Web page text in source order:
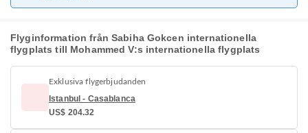
Flyginformation från Sabiha Gokcen internationella
flygplats till Mohammed V:s internationella flygplats
Exklusiva flygerbjudanden
Istanbul - Casablanca
US$ 204.32